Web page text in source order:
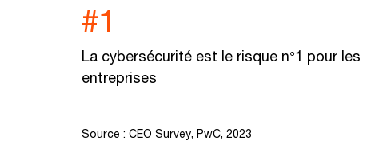
#1
La cybersécurité est le risque n°1 pour les
entreprises
Source : CEO Survey, PwC, 2023